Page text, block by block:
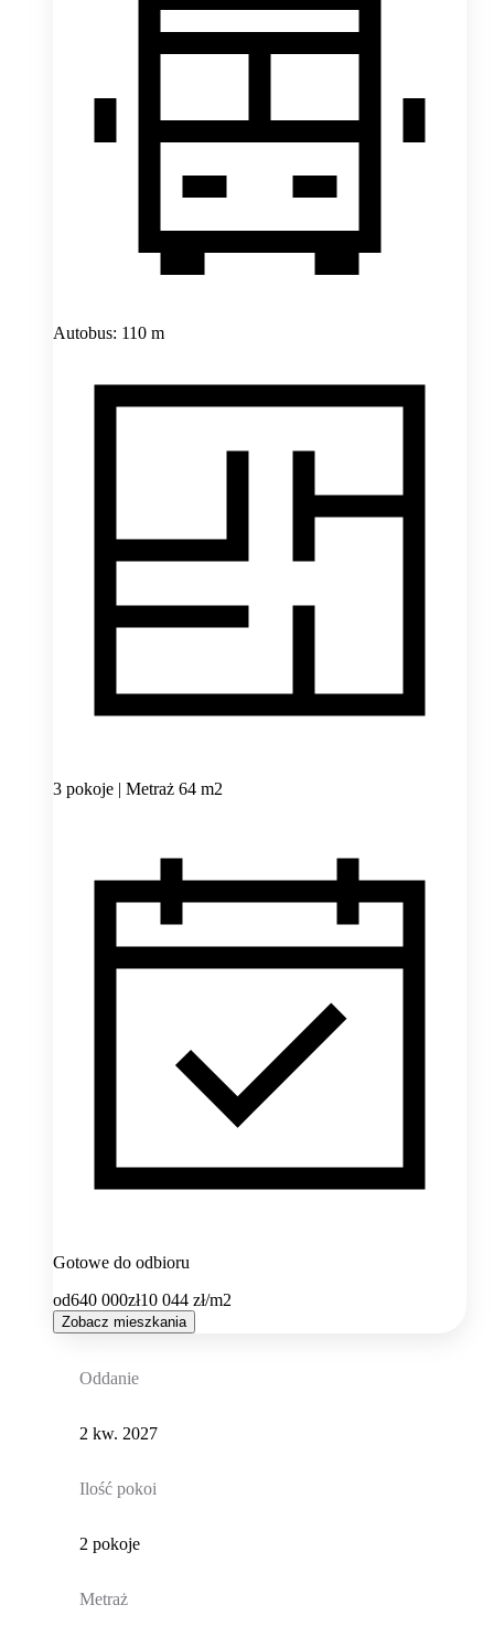
Autobus: 110 m
3 pokoje | Metraż 64 m2
Gotowe do odbioru
od640 000zł10 044 zł/m2
Zobacz mieszkania
Oddanie
2 kw. 2027
Ilość pokoi
2 pokoje
Metraż